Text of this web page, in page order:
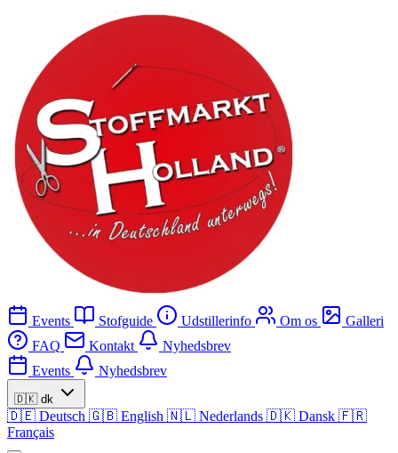
Events Stofguide Udstillerinfo Om os
Galleri
FAQ
Kontakt
Nyhedsbrev
Events
Nyhedsbrev
🇩🇰 dk
🇩🇪 Deutsch 🇬🇧 English 🇳🇱 Nederlands 🇩🇰 Dansk 🇫🇷
Français